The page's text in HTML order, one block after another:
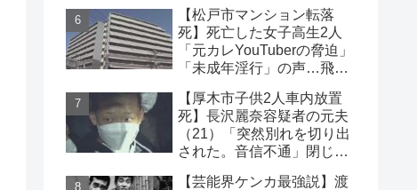
論
【松戸市マンション転落
死】死亡した女子高生2人
「元カレYouTuberの脅迫」
「未成年淫行」の声…飛び
【厚木市子供2人車内放置
死】長沢麗奈容疑者の元夫
（21）「突然別れを切り出
された。音信不通」閉じ込
【芸能界ケンカ最強説】渡